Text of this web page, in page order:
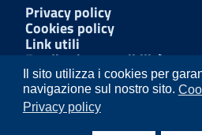
Il sito utilizza i cookies per
navigazione sul nostro sito.
Privacy policy
Privacy policy
Cookies policy
Link utili
Feedback accessibilità
Amministrazione
Whistleblowing
Dichiarazione di accessibilità